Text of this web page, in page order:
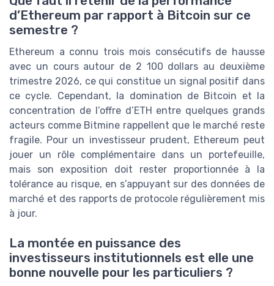
d’Ethereum par rapport à Bitcoin sur ce
semestre ?
Ethereum a connu trois mois consécutifs de hausse
avec un cours autour de 2 100 dollars au deuxième
trimestre 2026, ce qui constitue un signal positif dans
ce cycle. Cependant, la domination de Bitcoin et la
concentration de l’offre d’ETH entre quelques grands
acteurs comme Bitmine rappellent que le marché reste
fragile. Pour un investisseur prudent, Ethereum peut
jouer un rôle complémentaire dans un portefeuille,
mais son exposition doit rester proportionnée à la
tolérance au risque, en s’appuyant sur des données de
marché et des rapports de protocole régulièrement mis
à jour.
La montée en puissance des
investisseurs institutionnels est elle une
bonne nouvelle pour les particuliers ?